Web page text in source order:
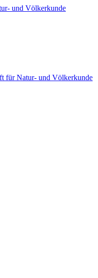
und Völkerkunde
für Natur- und Völkerkunde